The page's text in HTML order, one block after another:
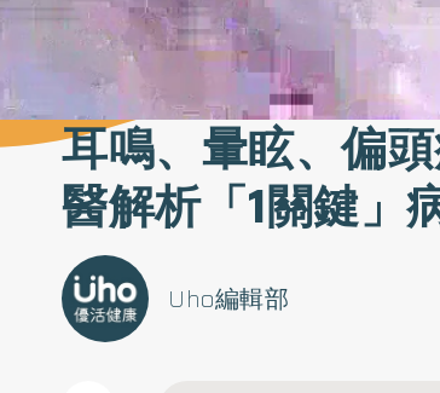
耳鳴、暈眩、偏
醫解析「1關鍵」
Uho編輯部